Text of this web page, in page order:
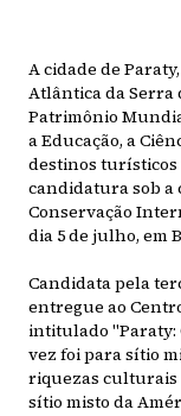
A cidade de
Atlântica da Serra
Patrimônio
a Educação, a
destinos turísticos
candidatura sob a
Conservação
dia 5 de julho, em
Candidata pela
entregue ao
intitulado "Paraty:
vez foi para sítio
riquezas culturais
sítio misto da